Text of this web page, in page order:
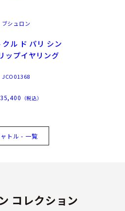
ブシュロン
クル ド パリ シン
ップイヤリング
JCO01368
（税込）
トル - 一覧
コレクション